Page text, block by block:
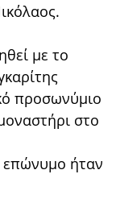
με το
προσωνύμιο
στο
επώνυμο ήταν